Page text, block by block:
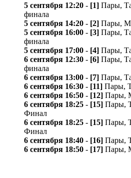
5 сентября 12:20 - [1] Пары,
финала
5 сентября 14:20 - [2] Пары,
5 сентября 16:00 - [3] Пары,
финала
5 сентября 17:00 - [4] Пары,
6 сентября 12:30 - [6] Пары,
финала
6 сентября 13:00 - [7] Пары,
6 сентября 16:30 - [11] Пары,
6 сентября 16:50 - [12] Пары,
6 сентября 18:25 - [15] Пары,
Финал
6 сентября 18:25 - [15] Пары,
Финал
6 сентября 18:40 - [16] Пары,
6 сентября 18:50 - [17] Пары,